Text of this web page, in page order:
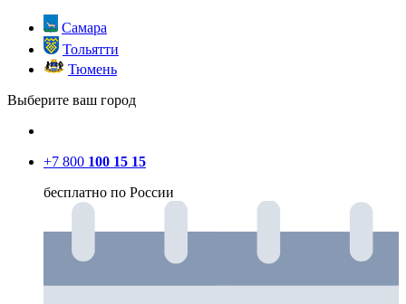
Самара
Тольятти
Тюмень
Выберите ваш город
+7 800 100 15 15
бесплатно по России